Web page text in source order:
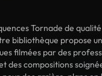
Tornade de
bibliothèque propose
filmées par des
des compositions